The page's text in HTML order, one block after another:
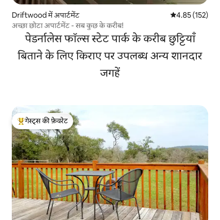
Driftwood में अपार्टमेंट औसत रेटिंग 5 में से
4.85 (152)
अच्छा छोटा अपार्टमेंट - सब कुछ के करीब!
पेडर्नालेस फॉल्स स्टेट पार्क के करीब छुट्टियाँ
बिताने के लिए किराए पर उपलब्ध अन्य शानदार
जगहें
गेस्ट्स का टॉप फ़ेवरेट
गेस्ट्स की फ़ेवरेट